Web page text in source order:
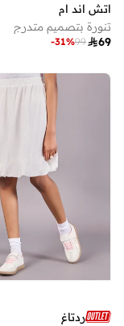
اتش اند ام
تنورة بتصميم متدرج
69
99
-31%
ردتاغ